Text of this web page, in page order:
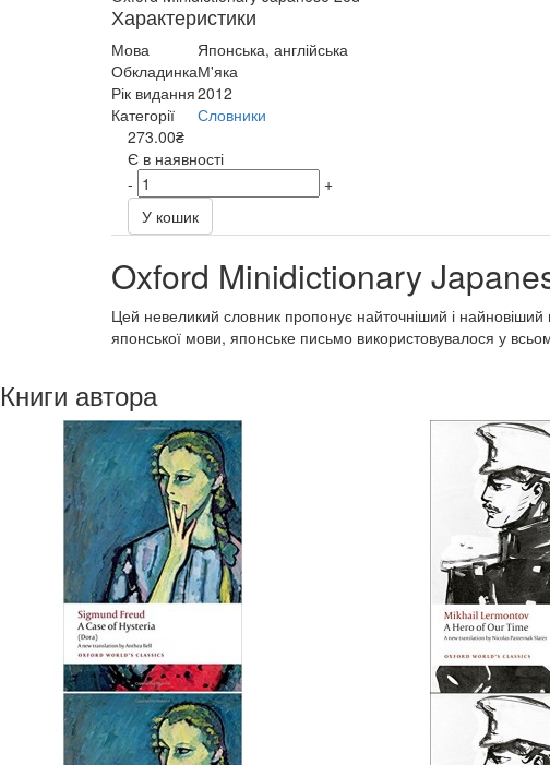
Характеристики
Мова
Японська, англійська
ОбкладинкаМ'яка
Рік видання2012
Категорії
Словники
273.00₴
Є в наявності
-
+
У кошик
Oxford Minidictionary
Цей невеликий словник пропонує найточніший і найновіший
японської мови, японське письмо використовувалося у
Книги автора